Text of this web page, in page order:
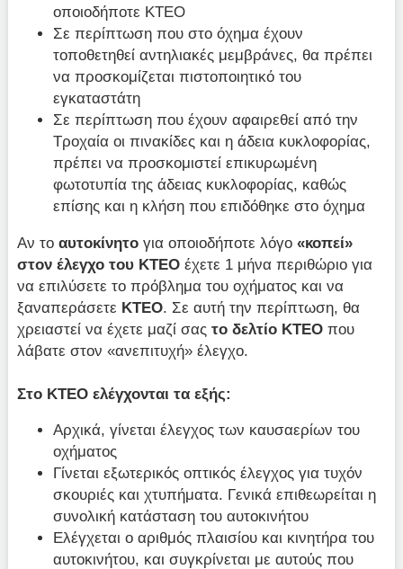
οποιοδήποτε ΚΤΕΟ
Σε περίπτωση που στο όχημα έχουν
τοποθετηθεί αντηλιακές μεμβράνες, θα πρέπει
να προσκομίζεται πιστοποιητικό του
εγκαταστάτη
Σε περίπτωση που έχουν αφαιρεθεί από την
Τροχαία οι πινακίδες και η άδεια κυκλοφορίας,
πρέπει να προσκομιστεί επικυρωμένη
φωτοτυπία της άδειας κυκλοφορίας, καθώς
επίσης και η κλήση που επιδόθηκε στο όχημα
Αν τοαυτοκίνητο για οποιοδήποτε λόγο«κοπεί»
στον έλεγχο του ΚΤΕΟ έχετε 1 μήνα περιθώριο για
να επιλύσετε το πρόβλημα του οχήματος και να
ξαναπεράσετε ΚΤΕΟ. Σε αυτή την περίπτωση, θα
χρειαστεί να έχετε μαζί σαςτο δελτίο ΚΤΕΟ που
λάβατε στον «ανεπιτυχή» έλεγχο.
Στο ΚΤΕΟ ελέγχονται τα εξής:
Αρχικά, γίνεται έλεγχος των καυσαερίων του
οχήματος
Γίνεται εξωτερικός οπτικός έλεγχος για τυχόν
σκουριές και χτυπήματα. Γενικά επιθεωρείται η
συνολική κατάσταση του αυτοκινήτου
Ελέγχεται ο αριθμός πλαισίου και κινητήρα του
αυτοκινήτου, και συγκρίνεται με αυτούς που